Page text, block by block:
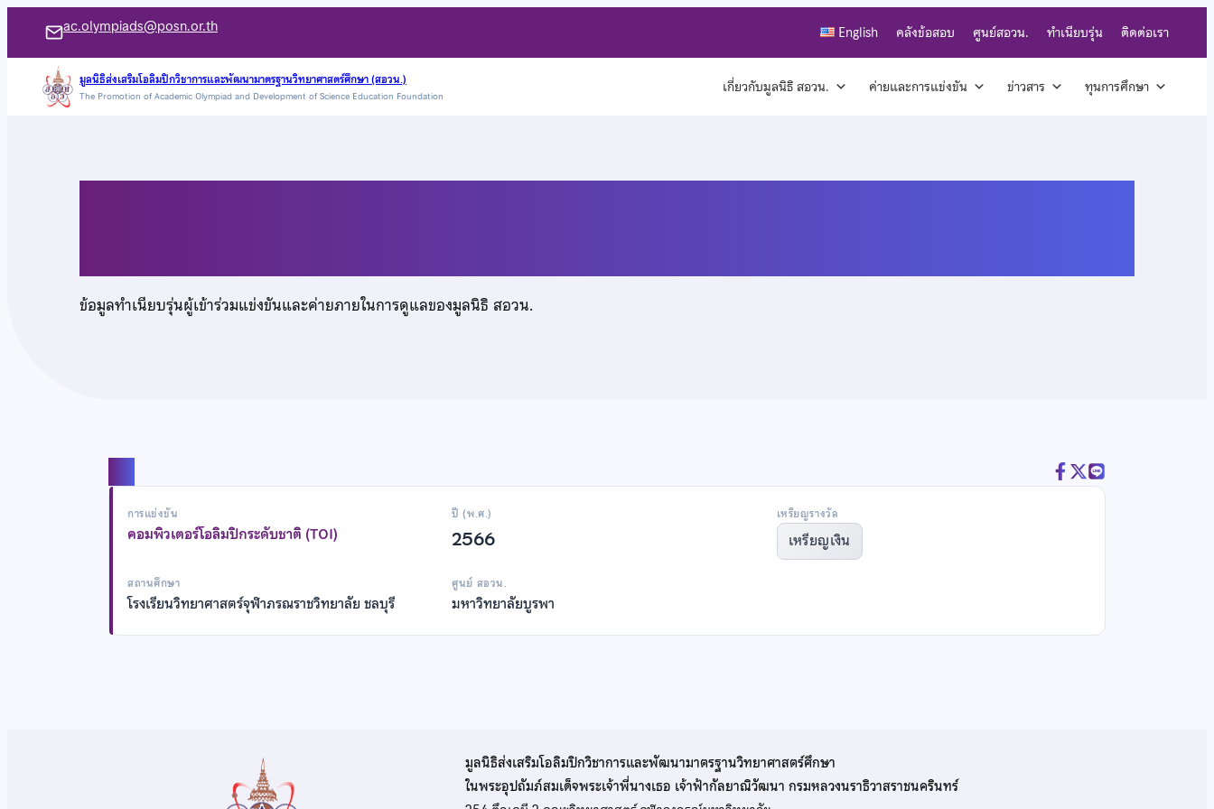
เนื้อหา
ac.olympiads@posn.or.th English คลังข้อสอบ ศูนย์สอวน. ทำเนียบรุ่น ติดต่อเรา
มูลนิธิส่งเสริมโอลิมปิกวิชาการและพัฒนามาตรฐานวิทยาศาสตร์ศึกษา (สอวน.)
The Promotion of Academic Olympiad and Development of Science Education Foundation เกี่ยวกับมูลนิธิ สอวน. ค่ายและการแข่งขัน ข่าวสาร ทุนการศึกษา
ข้อมูลทำเนียบรุ่นผู้เข้าร่วมแข่งขันและค่ายภายในการดูแลของมูลนิธิ สอวน.
การแข่งขัน
คอมพิวเตอร์โอลิมปิกระดับชาติ (TOI)
ปี (พ.ศ.)
2566
เหรียญรางวัล
เหรียญเงิน
สถานศึกษา
โรงเรียนวิทยาศาสตร์จุฬาภรณราชวิทยาลัย ชลบุรี
ศูนย์ สอวน.
มหาวิทยาลัยบูรพา
มูลนิธิส่งเสริมโอลิมปิกวิชาการและพัฒนามาตรฐานวิทยาศาสตร์ศึกษา
ในพระอุปถัมภ์สมเด็จพระเจ้าพี่นางเธอ เจ้าฟ้ากัลยาณิวัฒนา กรมหลวงนราธิวาสราชนครินทร์